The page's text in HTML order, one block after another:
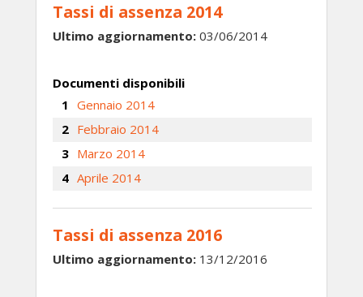
Tassi di assenza 2014
Ultimo aggiornamento: 03/06/2014
Documenti disponibili
Gennaio 2014
Febbraio 2014
Marzo 2014
Aprile 2014
Tassi di assenza 2016
Ultimo aggiornamento: 13/12/2016